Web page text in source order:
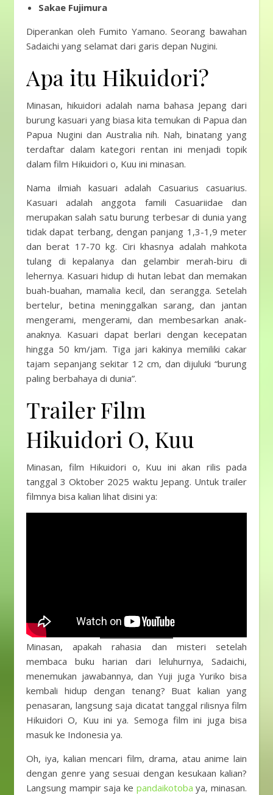
Sakae Fujimura
Diperankan oleh Fumito Yamano. Seorang bawahan
Sadaichi yang selamat dari garis depan Nugini.
Apa itu Hikuidori?
Minasan, hikuidori adalah nama bahasa Jepang dari
burung kasuari yang biasa kita temukan di Papua dan
Papua Nugini dan Australia nih. Nah, binatang yang
terdaftar dalam kategori rentan ini menjadi topik
dalam film Hikuidori o, Kuu ini minasan.
Nama ilmiah kasuari adalah Casuarius casuarius.
Kasuari adalah anggota famili Casuariidae dan
merupakan salah satu burung terbesar di dunia yang
tidak dapat terbang, dengan panjang 1,3-1,9 meter
dan berat 17-70 kg. Ciri khasnya adalah mahkota
tulang di kepalanya dan gelambir merah-biru di
lehernya. Kasuari hidup di hutan lebat dan memakan
buah-buahan, mamalia kecil, dan serangga. Setelah
bertelur, betina meninggalkan sarang, dan jantan
mengerami, mengerami, dan membesarkan anak-
anaknya. Kasuari dapat berlari dengan kecepatan
hingga 50 km/jam. Tiga jari kakinya memiliki cakar
tajam sepanjang sekitar 12 cm, dan dijuluki “burung
paling berbahaya di dunia”.
Trailer Film
Hikuidori O, Kuu
Minasan, film Hikuidori o, Kuu ini akan rilis pada
tanggal 3 Oktober 2025 waktu Jepang. Untuk trailer
filmnya bisa kalian lihat disini ya:
Minasan, apakah rahasia dan misteri setelah
membaca buku harian dari leluhurnya, Sadaichi,
menemukan jawabannya, dan Yuji juga Yuriko bisa
kembali hidup dengan tenang? Buat kalian yang
penasaran, langsung saja dicatat tanggal rilisnya film
Hikuidori O, Kuu ini ya. Semoga film ini juga bisa
masuk ke Indonesia ya.
Oh, iya, kalian mencari film, drama, atau anime lain
dengan genre yang sesuai dengan kesukaan kalian?
Langsung mampir saja ke pandaikotobaya, minasan.